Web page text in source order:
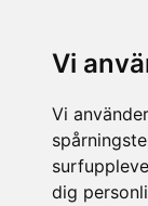
Vi
Vi
dig
Jobba på
LEVERANS